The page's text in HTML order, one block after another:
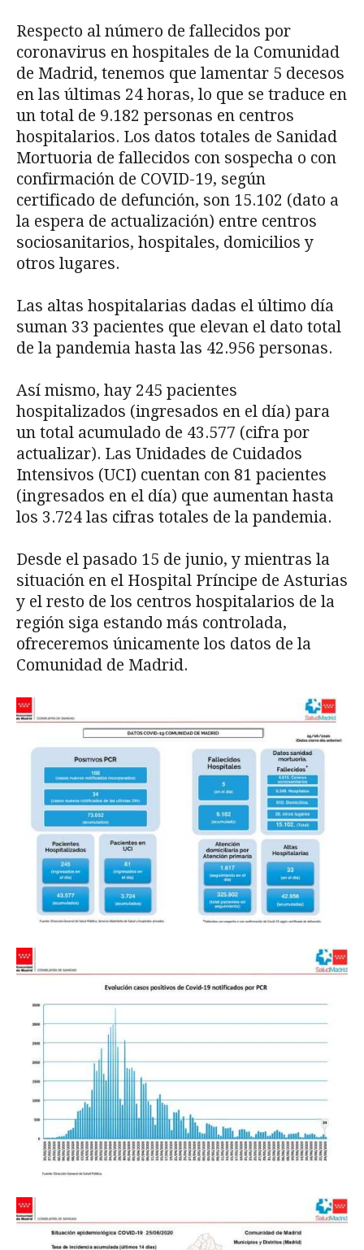
Respecto al número de fallecidos por
coronavirus en hospitales de la Comunidad
de Madrid, tenemos que lamentar 5 decesos
en las últimas 24 horas, lo que se traduce en
un total de 9.182 personas en centros
hospitalarios. Los datos totales de Sanidad
Mortuoria de fallecidos con sospecha o con
confirmación de COVID-19, según
certificado de defunción, son 15.102 (dato a
la espera de actualización) entre centros
sociosanitarios, hospitales, domicilios y
otros lugares.
Las altas hospitalarias dadas el último día
suman 33 pacientes que elevan el dato total
de la pandemia hasta las 42.956 personas.
Así mismo, hay 245 pacientes
hospitalizados (ingresados en el día) para
un total acumulado de 43.577 (cifra por
actualizar). Las Unidades de Cuidados
Intensivos (UCI) cuentan con 81 pacientes
(ingresados en el día) que aumentan hasta
los 3.724 las cifras totales de la pandemia.
Desde el pasado 15 de junio, y mientras la
situación en el Hospital Príncipe de Asturias
y el resto de los centros hospitalarios de la
región siga estando más controlada,
ofreceremos únicamente los datos de la
Comunidad de Madrid.